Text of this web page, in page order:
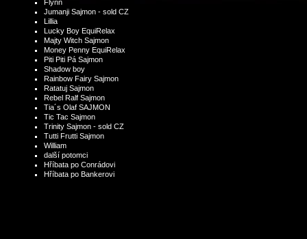
Flynn
Jumanji Sajmon - sold CZ
Lillia
Lucky Boy EquiRelax
Majty Witch Sajmon
Money Penny EquiRelax
Piti Piti Pá Sajmon
Shadow boy
Rainbow Fairy Sajmon
Ratatuj Sajmon
Rebel Ralf Sajmon
Tia´s Olaf SAJMON
Tic Tac Sajmon
Trinity Sajmon - sold CZ
Tutti Frutti Sajmon
William
další potomci
Hříbata po Conrádovi
Hříbata po Bankerovi